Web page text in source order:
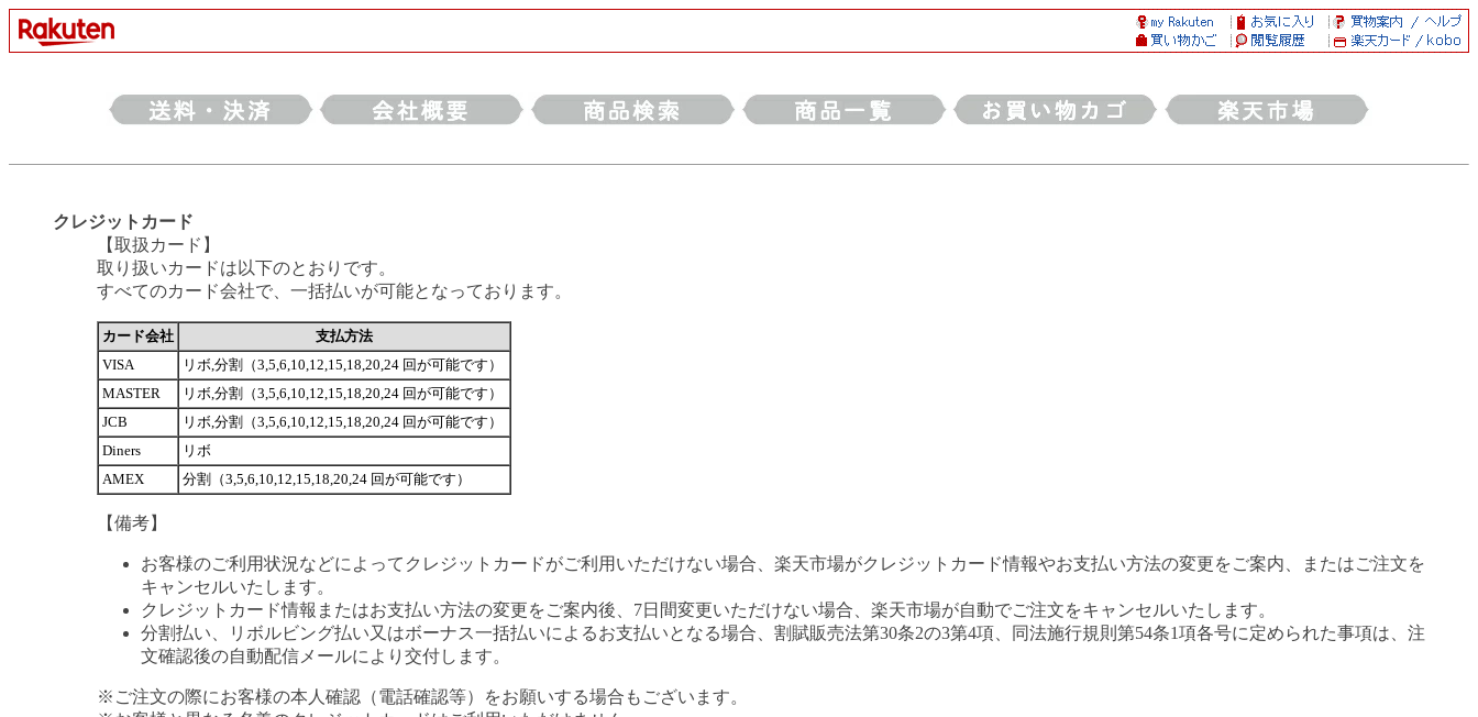
クレジットカード
【取扱カード】
取り扱いカードは以下のとおりです。
すべてのカード会社で、一括払いが可能となっております。
カード会社
支払方法
VISA
リボ,分割（3,5,6,10,12,15,18,20,24 回が可能です）
MASTER
リボ,分割（3,5,6,10,12,15,18,20,24 回が可能です）
JCB
リボ,分割（3,5,6,10,12,15,18,20,24 回が可能です）
Diners
リボ
AMEX
分割（3,5,6,10,12,15,18,20,24 回が可能です）
【備考】
お客様のご利用状況などによってクレジットカードがご利用いただけない場合、楽天市場がクレジットカード情報やお支払い方法の変更をご案内、またはご注文を
キャンセルいたします。
クレジットカード情報またはお支払い方法の変更をご案内後、7日間変更いただけない場合、楽天市場が自動でご注文をキャンセルいたします。
分割払い、リボルビング払い又はボーナス一括払いによるお支払いとなる場合、割賦販売法第30条2の3第4項、同法施行規則第54条1項各号に定められた事項は、注
文確認後の自動配信メールにより交付します。
※ご注文の際にお客様の本人確認（電話確認等）をお願いする場合もございます。